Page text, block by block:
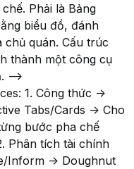
Phải là Bảng
biểu đồ, đánh
chủ quán. Cấu trúc
thành một công cụ
-->
1. Công thức ->
Tabs/Cards -> Cho
bước pha chế
Phân tích tài chính
Inform -> Doughnut